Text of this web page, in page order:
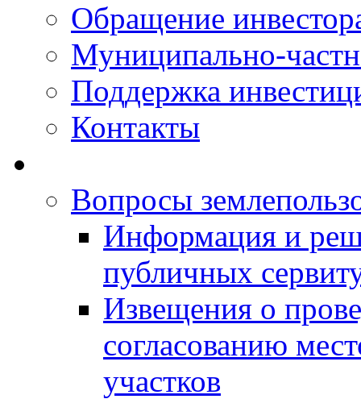
Обращение
Муниципально-
Поддержка
Контакты
Вопросы
Информация и
публичных
Извещения о
согласованию
участков